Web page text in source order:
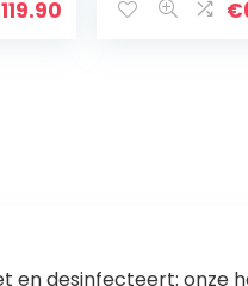
119.90
opwarmtijd€
en desinfecteert: onze